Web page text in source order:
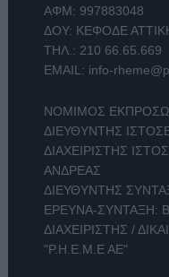
ΑΦΜ: 997883048
ΔΟΥ: ΚΕΦΟΔΕ
ΤΗΛ.: 210 66.65.669
EMAIL: info-
ΝΟΜΙΜΟΣ
ΔΙΕΥΘΥΝΤΗΣ
ΔΙΑΧΕΙΡΙΣΤΗΣ
ΑΝΔΡΕΑΣ
ΔΙΕΥΘΥΝΤΗΣ
ΕΡΕΥΝΑ-ΣΥΝΤΑΞΗ:
ΔΙΑΧΕΙΡΙΣΤΗΣ /
"Ρ.Η.Ε.Μ.Ε ΑΕ"